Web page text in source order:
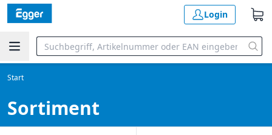
Login
Start
Sortiment